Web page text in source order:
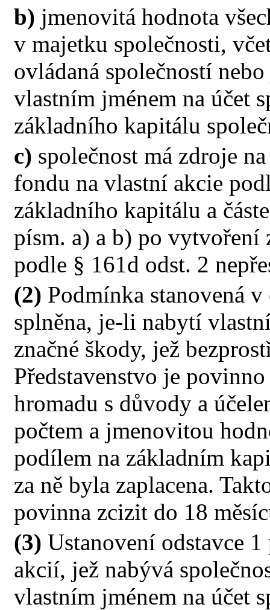
b) jmenovitá hodnota
v majetku společnosti,
ovládaná společností
vlastním jménem na účet
základního kapitálu
c) společnost má zdroje
fondu na vlastní akcie
základního kapitálu a
písm. a) a b) po
podle § 161d odst. 2
(2) Podmínka stanovená
splněna, je-li nabytí
značné škody, jež
Představenstvo je
hromadu s důvody a
počtem a jmenovitou
podílem na základním
za ně byla zaplacena.
povinna zcizit do 18
(3) Ustanovení odstavce
akcií, jež nabývá
vlastním jménem na účet